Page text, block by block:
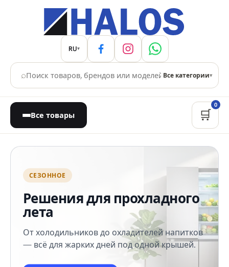
⌕ Все категории▾
RU▾
Все товары 🛒
0
Магазин бытовой
СЕЗОННОЕ
Решения для прохладного
лета
От холодильников до охладителей напитков
— всё для жарких дней под одной крышей.